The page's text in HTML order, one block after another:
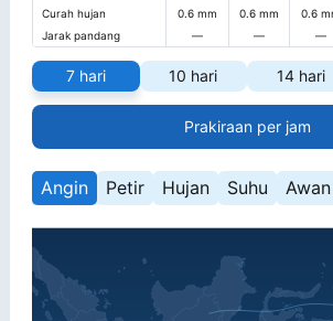
Curah hujan
0.6 mm 0.6 mm 0.6
Jarak pandang
— — —
7 hari 10 hari 14 hari
Prakiraan per jam
Angin Petir Hujan Suhu Awan